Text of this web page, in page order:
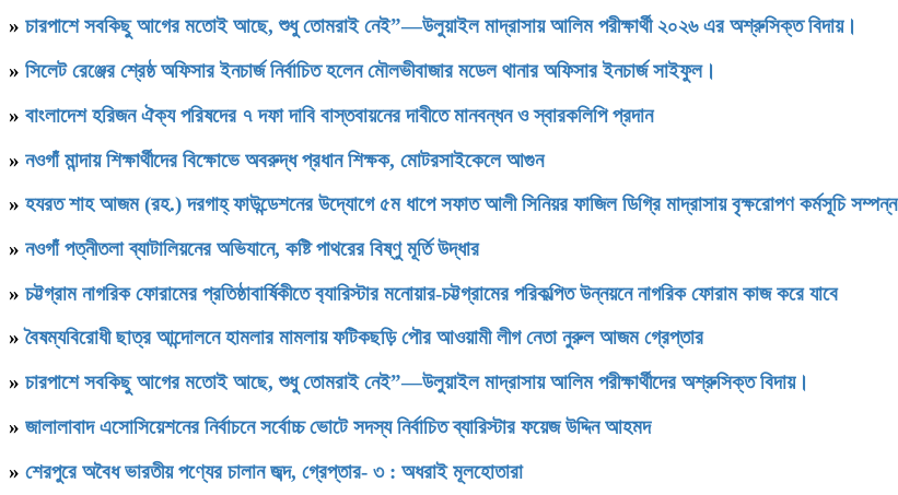
» চারপাশে সবকিছু আগের মতোই আছে, শুধু তোমরাই নেই”—উলুয়াইল মাদ্রাসায় আলিম পরীক্ষার্থী ২০২৬ এর অশ্রুসিক্ত বিদায়।
» সিলেট রেঞ্জের শ্রেষ্ঠ অফিসার ইনচার্জ নির্বাচিত হলেন মৌলভীবাজার মডেল থানার অফিসার ইনচার্জ সাইফুল।
» বাংলাদেশ হরিজন ঐক্য পরিষদের ৭ দফা দাবি বাস্তবায়নের দাবীতে মানবন্ধন ও স্বারকলিপি প্রদান
» নওগাঁ মান্দায় শিক্ষার্থীদের বিক্ষোভে অবরুদ্ধ প্রধান শিক্ষক, মোটরসাইকেলে আগুন
» হযরত শাহ আজম (রহ.) দরগাহ্ ফাউন্ডেশনের উদ্যোগে ৫ম ধাপে সফাত আলী সিনিয়র ফাজিল ডিগ্রি মাদ্রাসায় বৃক্ষরোপণ কর্মসূচি সম্পন্ন
» নওগাঁ পত্নীতলা ব্যাটালিয়নের অভিযানে, কষ্টি পাথরের বিষ্ণু মূর্তি উদ্ধার
» চট্টগ্রাম নাগরিক ফোরামের প্রতিষ্ঠাবার্ষিকীতে ব‍্যারিস্টার মনোয়ার-চট্টগ্রামের পরিকল্পিত উন্নয়নে নাগরিক ফোরাম কাজ করে যাবে
»বৈষম্যবিরোধী ছাত্র আন্দোলনে হামলার মামলায় ফটিকছড়ি পৌর আওয়ামী লীগ নেতা নুরুল আজম গ্রেপ্তার
» চারপাশে সবকিছু আগের মতোই আছে, শুধু তোমরাই নেই”—উলুয়াইল মাদ্রাসায় আলিম পরীক্ষার্থীদের অশ্রুসিক্ত বিদায়।
» জালালাবাদ এসোসিয়েশনের নির্বাচনে সর্বোচ্চ ভোটে সদস্য নির্বাচিত ব্যারিস্টার ফয়েজ উদ্দিন আহমদ
» শেরপুরে অবৈধ ভারতীয় পণ্যের চালান জব্দ, গ্রেপ্তার- ৩ : অধরাই মূলহোতারা